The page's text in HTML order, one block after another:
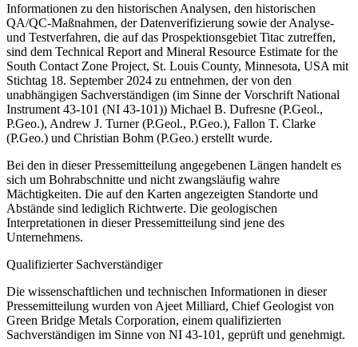
Informationen zu den historischen Analysen, den historischen
QA/QC-Maßnahmen, der Datenverifizierung sowie der Analyse-
und Testverfahren, die auf das Prospektionsgebiet Titac zutreffen,
sind dem Technical Report and Mineral Resource Estimate for the
South Contact Zone Project, St. Louis County, Minnesota, USA mit
Stichtag 18. September 2024 zu entnehmen, der von den
unabhängigen Sachverständigen (im Sinne der Vorschrift National
Instrument 43-101 (NI 43-101)) Michael B. Dufresne (P.Geol.,
P.Geo.), Andrew J. Turner (P.Geol., P.Geo.), Fallon T. Clarke
(P.Geo.) und Christian Bohm (P.Geo.) erstellt wurde.
Bei den in dieser Pressemitteilung angegebenen Längen handelt es
sich um Bohrabschnitte und nicht zwangsläufig wahre
Mächtigkeiten. Die auf den Karten angezeigten Standorte und
Abstände sind lediglich Richtwerte. Die geologischen
Interpretationen in dieser Pressemitteilung sind jene des
Unternehmens.
Qualifizierter Sachverständiger
Die wissenschaftlichen und technischen Informationen in dieser
Pressemitteilung wurden von Ajeet Milliard, Chief Geologist von
Green Bridge Metals Corporation, einem qualifizierten
Sachverständigen im Sinne von NI 43-101, geprüft und genehmigt.